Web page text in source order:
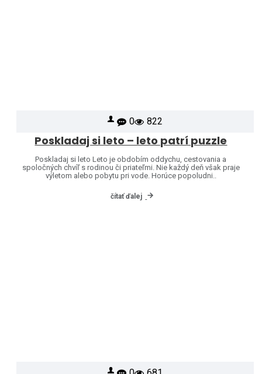
0 822
Poskladaj si leto – leto patrí puzzle
Poskladaj si leto Leto je obdobím oddychu, cestovania a
spoločných chvíľ s rodinou či priateľmi. Nie každý deň však praje
výletom alebo pobytu pri vode. Horúce popoludni..
čítať ďalej